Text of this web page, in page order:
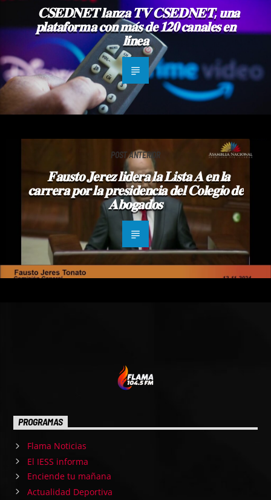
𝐂𝐒𝐄𝐃𝐍𝐄𝐓 𝐥𝐚𝐧𝐳𝐚 𝐓𝐕 𝐂𝐒𝐄𝐃𝐍𝐄𝐓, 𝐮𝐧𝐚
𝐩𝐥𝐚𝐭𝐚𝐟𝐨𝐫𝐦𝐚 𝐜𝐨𝐧 𝐦𝐚́𝐬 𝐝𝐞 𝟏𝟐𝟎 𝐜𝐚𝐧𝐚𝐥𝐞𝐬 𝐞𝐧
𝐥𝐢́𝐧𝐞𝐚
POST ANTERIOR
𝐅𝐚𝐮𝐬𝐭𝐨 𝐉𝐞𝐫𝐞𝐳 𝐥𝐢𝐝𝐞𝐫𝐚 𝐥𝐚 𝐋𝐢𝐬𝐭𝐚 𝐀 𝐞𝐧 𝐥𝐚
𝐜𝐚𝐫𝐫𝐞𝐫𝐚 𝐩𝐨𝐫 𝐥𝐚 𝐩𝐫𝐞𝐬𝐢𝐝𝐞𝐧𝐜𝐢𝐚 𝐝𝐞𝐥 𝐂𝐨𝐥𝐞𝐠𝐢𝐨 𝐝𝐞
𝐀𝐛𝐨𝐠𝐚𝐝𝐨𝐬
PROGRAMAS
Flama Noticias
El IESS informa
Enciende tu mañana
Actualidad Deportiva